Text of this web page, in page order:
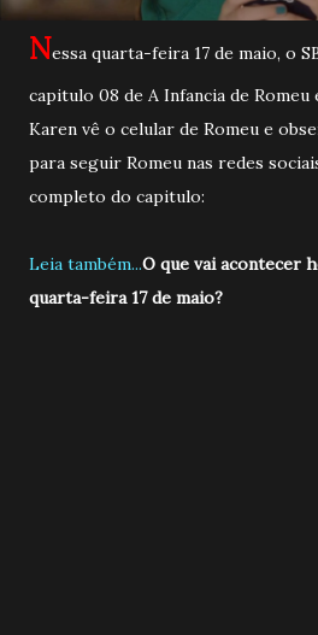
Nessa quarta-feira 17 de maio, o
capitulo 08 de A Infancia de Romeu
Karen vê o celular de Romeu e
para seguir Romeu nas redes
completo do capitulo:
Leia também...O que vai acontecer
quarta-feira 17 de maio?